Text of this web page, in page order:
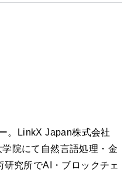
。LinkX Japan株式会社
院にて自然言語処理・金
究所でAI・ブロックチェ